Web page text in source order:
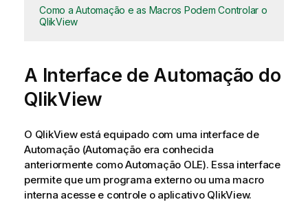
Como a Automação e as Macros Podem Controlar o
QlikView
A Interface de Automação do
QlikView
O QlikView está equipado com uma interface de
Automação (Automação era conhecida
anteriormente como Automação OLE). Essa interface
permite que um programa externo ou uma macro
interna acesse e controle o aplicativo QlikView.